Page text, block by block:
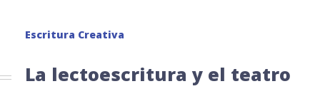
Escritura Creativa
La lectoescritura y el teatro